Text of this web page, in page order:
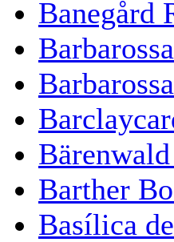
Banegård
Barther
Basílica